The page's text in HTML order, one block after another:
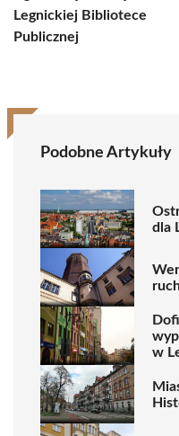
Legnickiej Bibliotece
Publicznej
Podobne Artykuły
dla
w